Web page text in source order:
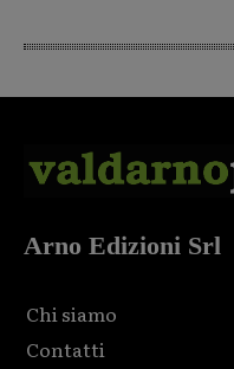
Arno Edizioni Srl
Chi siamo
Contatti